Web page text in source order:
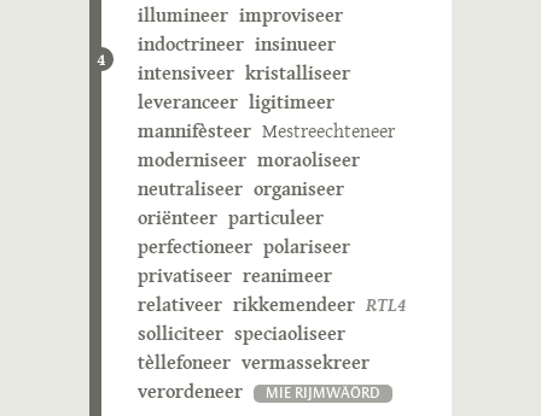
4
illumineer improviseer
indoctrineer insinueer
intensiveer kristalliseer
leveranceer ligitimeer
mannifèsteer Mestreechteneer
moderniseer moraoliseer
neutraliseer organiseer
oriënteer particuleer
perfectioneer polariseer
privatiseer reanimeer
relativeer rikkemendeer RTL4
solliciteer speciaoliseer
tèllefoneer vermassekreer
verordeneer
MIE RIJMWÄÖRD